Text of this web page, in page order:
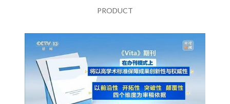
PRODUCT